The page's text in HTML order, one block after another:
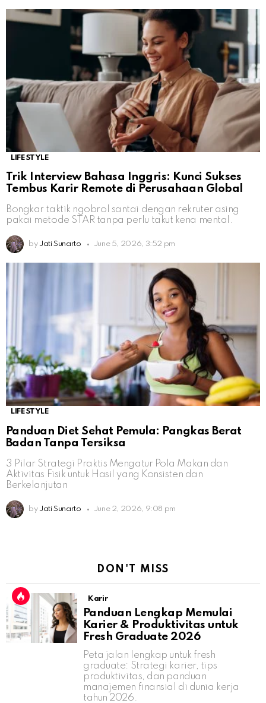
LIFESTYLE
Trik Interview Bahasa Inggris: Kunci Sukses
Tembus Karir Remote di Perusahaan Global
Bongkar taktik ngobrol santai dengan rekruter asing
pakai metode STAR tanpa perlu takut kena mental.
by Jati Sunarto June 5, 2026, 3:52 pm
LIFESTYLE
Panduan Diet Sehat Pemula: Pangkas Berat
Badan Tanpa Tersiksa
3 Pilar Strategi Praktis Mengatur Pola Makan dan
Aktivitas Fisik untuk Hasil yang Konsisten dan
Berkelanjutan
by Jati Sunarto June 2, 2026, 9:08 pm
DON'T MISS
Karir
Panduan Lengkap Memulai
Karier & Produktivitas untuk
Fresh Graduate 2026
Peta jalan lengkap untuk fresh
graduate: Strategi karier, tips
produktivitas, dan panduan
manajemen finansial di dunia kerja
tahun 2026.